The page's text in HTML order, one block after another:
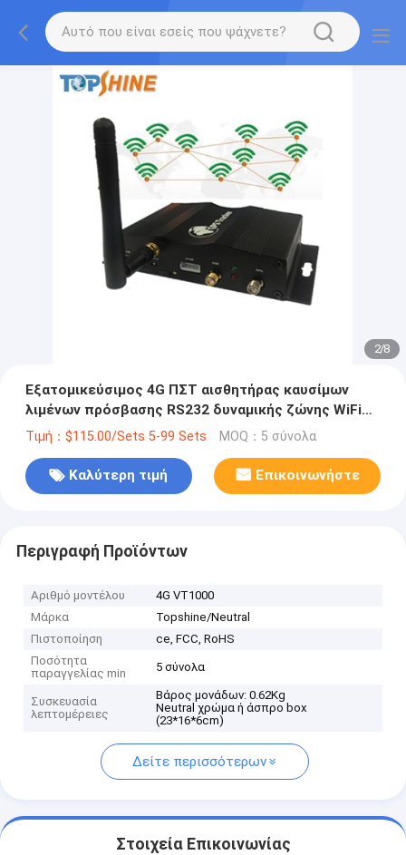
2/8
Εξατομικεύσιμος 4G ΠΣΤ αισθητήρας καυσίμων
λιμένων πρόσβασης RS232 δυναμικής ζώνης WiFi
ιχνηλατών ενσωματωμένος πολυ
Τιμή：$115.00/Sets 5-99 Sets MOQ：5 σύνολα
Καλύτερη τιμή Επικοινωνήστε
Περιγραφή Προϊόντων
Αριθμό μοντέλου
4G VT1000
Μάρκα
Topshine/Neutral
Πιστοποίηση
ce, FCC, RoHS
Ποσότητα
παραγγελίας min
5 σύνολα
Συσκευασία
λεπτομέρειες
Βάρος μονάδων: 0.62Kg
Neutral χρώμα ή άσπρο box
(23*16*6cm)
Δείτε περισσότερων
Στοιχεία Επικοινωνίας